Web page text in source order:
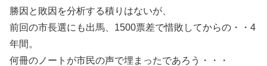
勝因と敗因を分析する積りはないが、
前回の市長選にも出馬、1500票差で惜敗してからの・・4
年間。
何冊のノートが市民の声で埋まったであろう・・・